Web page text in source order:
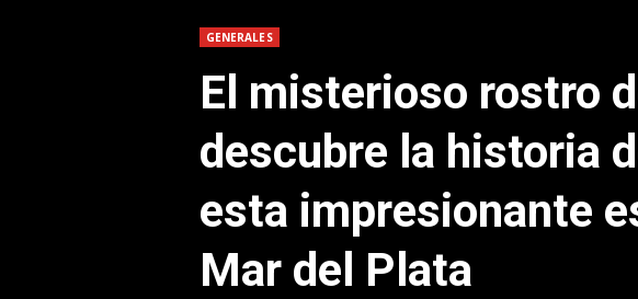
GENERALES
El misterioso rostro
descubre la historia
esta impresionante
Mar del Plata